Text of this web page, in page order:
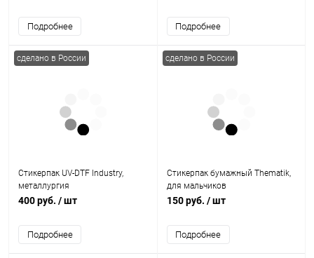
Подробнее Подробнее
сделано в России
Стикерпак UV-DTF Industry,
металлургия
400 руб. / шт
Подробнее
сделано в России
Стикерпак бумажный Thematik,
для мальчиков
150 руб. / шт
Подробнее